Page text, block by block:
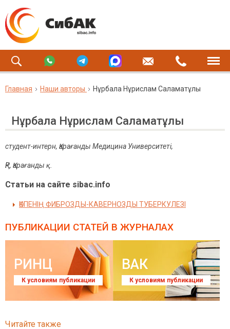
Главная Наши авторы Нұрбала Нұрислам Саламатұлы
Нұрбала Нұрислам Саламатұлы
студент-интерн, Қарағанды Медицина Университеті,
ҚР, Қарағанды қ.
Статьи на сайте sibac.info
ӨКПЕНІҢ ФИБРОЗДЫ-КАВЕРНОЗДЫ ТУБЕРКУЛЕЗІ
ПУБЛИКАЦИИ СТАТЕЙ В ЖУРНАЛАХ
РИНЦ
К условиям публикации
ВАК
К условиям публикации
Читайте также